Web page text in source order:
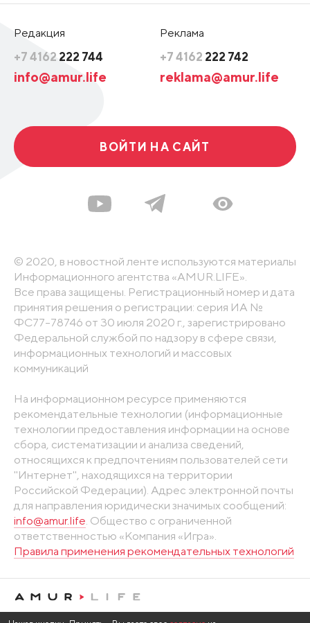
Редакция
+7 4162 222 744
info@amur.life
Реклама
+7 4162 222 742
reklama@amur.life
ВОЙТИ НА САЙТ
© 2020, в новостной ленте используются материалы
Информационного агентства «AMUR.LIFE».
Все права защищены. Регистрационный номер и дата
принятия решения о регистрации: серия ИА №
ФС77-78746 от 30 июля 2020 г., зарегистрировано
Федеральной службой по надзору в сфере связи,
информационных технологий и массовых
коммуникаций
На информационном ресурсе применяются
рекомендательные технологии (информационные
технологии предоставления информации на основе
сбора, систематизации и анализа сведений,
относящихся к предпочтениям пользователей сети
"Интернет", находящихся на территории
Российской Федерации). Адрес электронной почты
для направления юридически значимых сообщений:
info@amur.life . Общество с ограниченной
ответственностью «Компания «Игра».
Правила применения рекомендательных технологий